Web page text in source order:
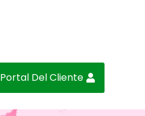
Portal Del Cliente